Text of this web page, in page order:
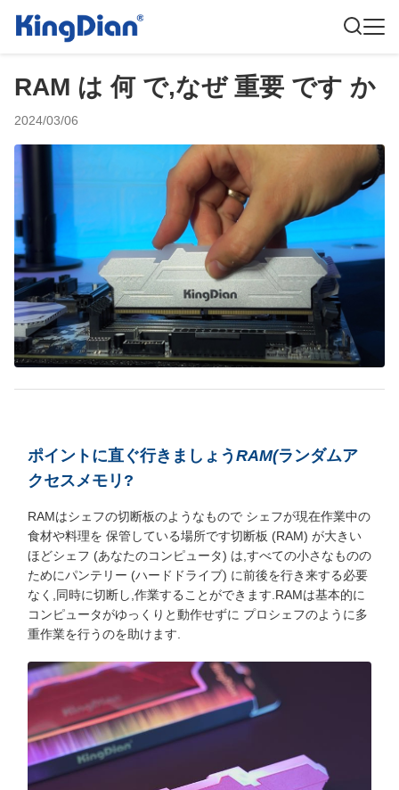
RAM は 何 で,なぜ 重要 です か
2024/03/06
ポイントに直ぐ行きましょう RAM(ランダムア
クセスメモリ?
RAMはシェフの切断板のようなもので シェフが現在作業中の
食材や料理を 保管している場所です切断板 (RAM) が大きい
ほどシェフ (あなたのコンピュータ) は,すべての小さなものの
ためにパンテリー (ハードドライブ) に前後を行き来する必要
なく,同時に切断し,作業することができます.RAMは基本的に
コンピュータがゆっくりと動作せずに プロシェフのように多
重作業を行うのを助けます.